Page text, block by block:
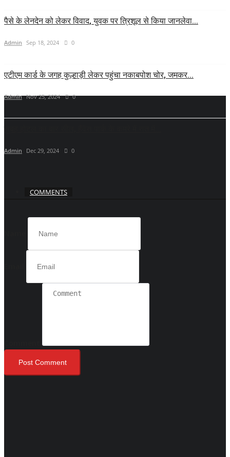
पैसे के लेनदेन को लेकर विवाद, युवक पर त्रिशूल से किया जानलेवा...
Admin Sep 18, 2024 0
एटीएम कार्ड के जगह कुल्हाड़ी लेकर पहुंचा नकाबपोश चोर, जमकर...
Admin Nov 25, 2024 0
Admin Dec 29, 2024 0
COMMENTS
Post Comment